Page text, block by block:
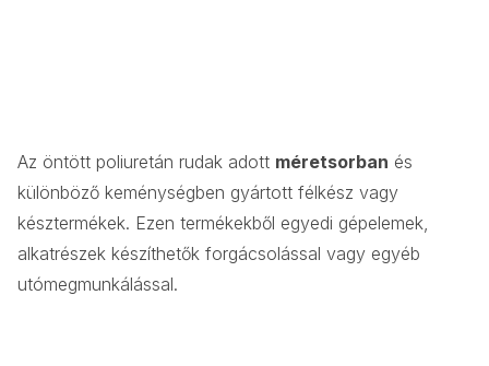
Az öntött poliuretán rudak adott méretsorban és
különböző keménységben gyártott félkész vagy
késztermékek. Ezen termékekből egyedi gépelemek,
alkatrészek készíthetők forgácsolással vagy egyéb
utómegmunkálással.